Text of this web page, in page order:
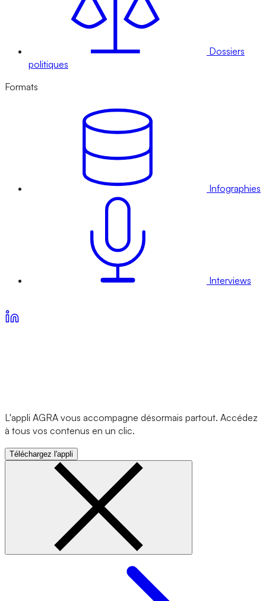
Dossiers
politiques
Formats
Infographies
Interviews
L'appli AGRA vous accompagne désormais partout. Accédez
à tous vos contenus en un clic.
Téléchargez l'appli